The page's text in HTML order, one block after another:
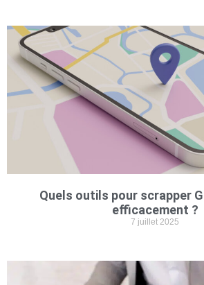
Quels outils pour scrapper
efficacement ?
7 juillet 2025